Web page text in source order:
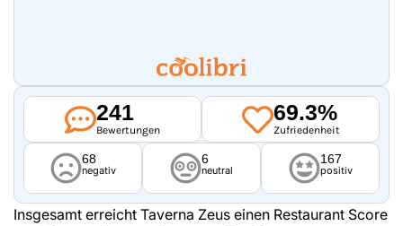
241
Bewertungen
69.3%
Zufriedenheit
68
negativ
6
neutral
167
positiv
Insgesamt erreicht Taverna Zeus einen Restaurant Score